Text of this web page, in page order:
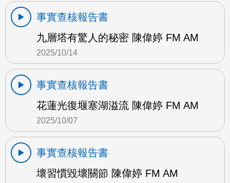
事實查核報告書
九層塔有驚人的秘密 陳偉婷 FM AM
2025/10/14
事實查核報告書
花蓮光復堰塞湖溢流 陳偉婷 FM AM
2025/10/07
事實查核報告書
壞習慣毀壞關節 陳偉婷 FM AM